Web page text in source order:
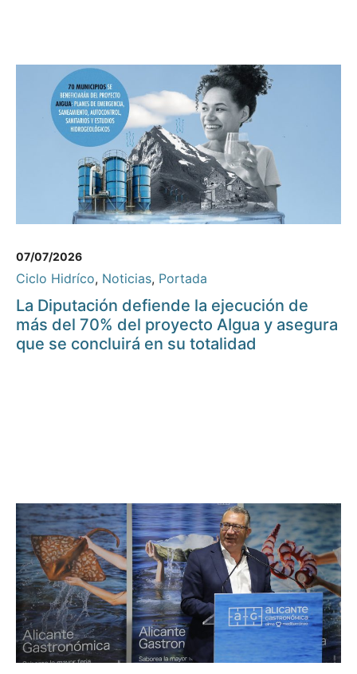
07/07/2026
Ciclo Hidríco, Noticias, Portada
La Diputación defiende la ejecución de
más del 70% del proyecto AIgua y asegura
que se concluirá en su totalidad